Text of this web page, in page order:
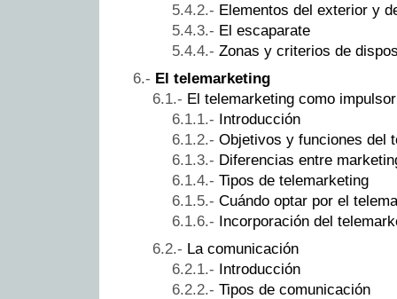
Elementos del exterior y
El escaparate
Zonas y criterios de
El telemarketing
El telemarketing como
Introducción
Objetivos y funciones del
Diferencias entre
Tipos de telemarketing
Cuándo optar por el
Incorporación del
La comunicación
Introducción
Tipos de comunicación